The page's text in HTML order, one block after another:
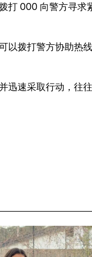
打 000 向警方寻求
以拨打警方协助热
迅速采取行动，往